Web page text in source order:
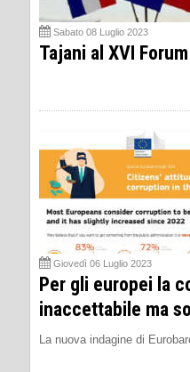
Sabato 08 Luglio 2023
Tajani al XVI
Giovedì 06 Luglio 2023
Per gli europei la
inaccettabile ma
La nuova indagine di